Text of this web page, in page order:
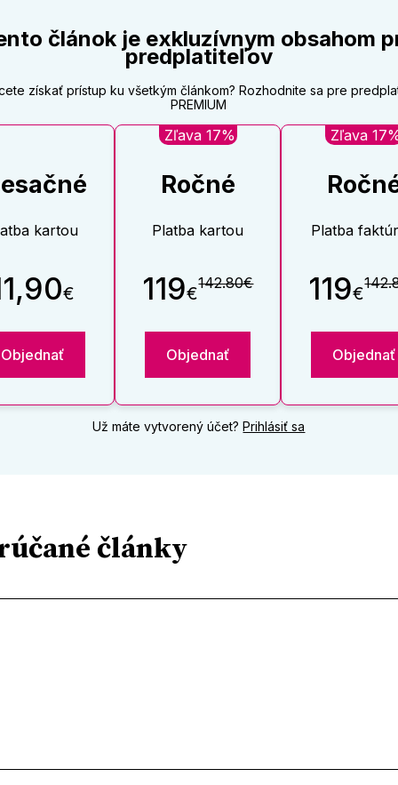
článok je exkluzívnym obsahom
predplatiteľov
získať prístup ku všetkým článkom? Rozhodnite sa pre
PREMIUM
kartou
€
Objednať
Zľava 17%
Ročné
Platba kartou
119€142.80€
Objednať
Zľava
Platba
119€
Objednať
Už máte vytvorený účet?Prihlásiť sa
články